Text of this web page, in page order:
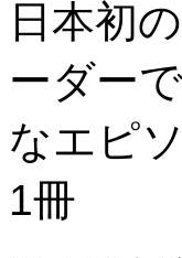
日本初
ーダー
なエピ
1冊